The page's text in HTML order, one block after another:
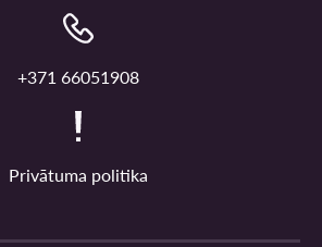
+371 66051908
Privātuma politika